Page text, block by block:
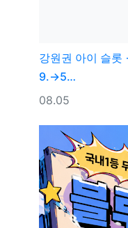
강원권 아이 슬롯
9.→5…
등록일
08.05